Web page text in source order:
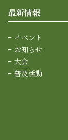
最新情報
イベント
お知らせ
大会
普及活動